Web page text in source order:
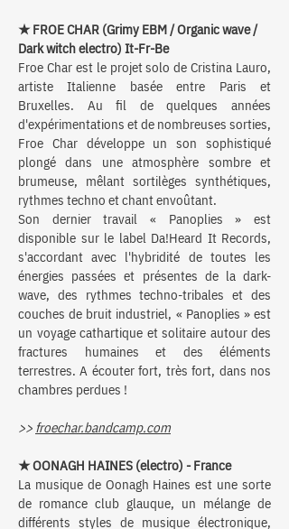
★ FROE CHAR (Grimy EBM / Organic wave /
Dark witch electro) It-Fr-Be
Froe Char est le projet solo de Cristina Lauro,
artiste Italienne basée entre Paris et
Bruxelles. Au fil de quelques années
d'expérimentations et de nombreuses sorties,
Froe Char développe un son sophistiqué
plongé dans une atmosphère sombre et
brumeuse, mêlant sortilèges synthétiques,
rythmes techno et chant envoûtant.
Son dernier travail « Panoplies » est
disponible sur le label Da!Heard It Records,
s'accordant avec l'hybridité de toutes les
énergies passées et présentes de la dark-
wave, des rythmes techno-tribales et des
couches de bruit industriel, « Panoplies » est
un voyage cathartique et solitaire autour des
fractures humaines et des éléments
terrestres. A écouter fort, très fort, dans nos
chambres perdues !
>> froechar.bandcamp.com
★ OONAGH HAINES (electro) - France
La musique de Oonagh Haines est une sorte
de romance club glauque, un mélange de
différents styles de musique électronique,